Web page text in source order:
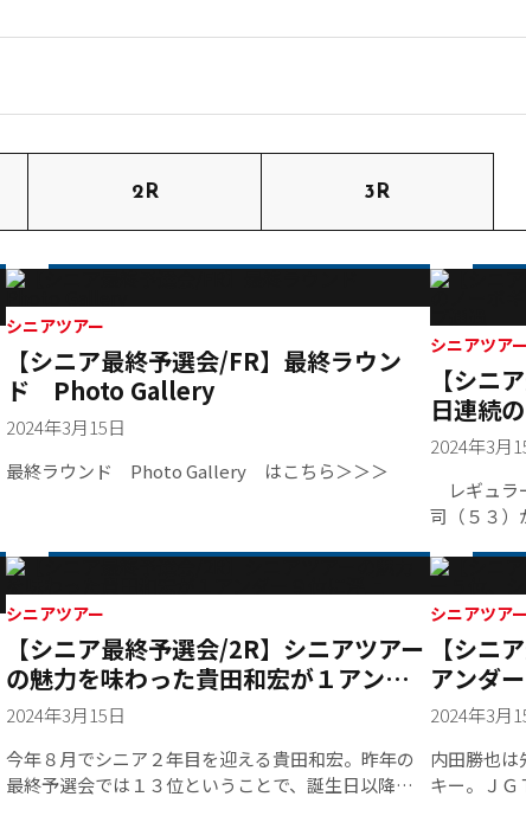
2R 3R
シニアツアー
【シニア最終予選会/FR】最終ラウン
ド Photo Gallery
2024年3月15日
最終ラウンド Photo Gallery はこちら＞＞＞
シニアツアー
【シニ
日連続
打差と
2024年3月
レギュラ
司（５３）
ラウンドは
で凌ぐゲー
ィーを仕留
ーディー
コアを伸ば
成し、ト
差をつけて
っとパーで
けばあっと
ンポ良く
シニアツアー
【シニア最終予選会/2R】シニアツアー
の魅力を味わった貴田和宏が１アンダ
ー９位に浮上
2024年3月15日
今年８月でシニア２年目を迎える貴田和宏。昨年の
最終予選会では１３位ということで、誕生日以降に
シニアツアー
【シニ
アンダ
挑む最終
2024年3月
内田勝也
キー。ＪＧ